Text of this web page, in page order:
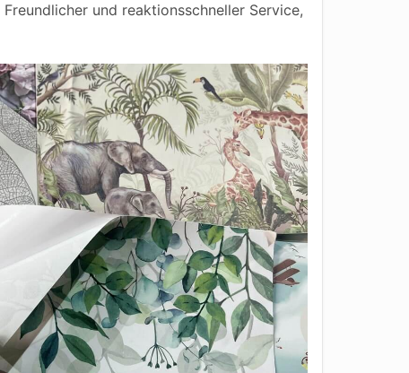
Freundlicher und reaktionsschneller Service,